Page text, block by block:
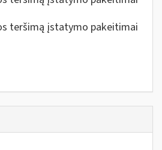
teršimą įstatymo pakeitimai